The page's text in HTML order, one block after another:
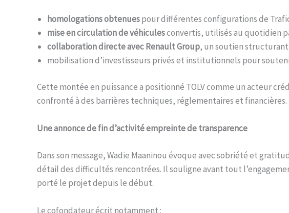
homologations obtenuespour différentes configurations de
mise en circulation de véhiculesconvertis, utilisés au quotidien
collaboration directe avec Renault Group, un soutien
mobilisation d’investisseurs privés et institutionnels pour
Cette montée en puissance a positionné TOLV comme un acteur
confronté à des barrières techniques, réglementaires et financières.
Une annonce de fin d’activité empreinte de transparence
Dans son message, Wadie Maaninou évoque avec sobriété et
détail des difficultés rencontrées. Il souligne avant tout
porté le projet depuis le début.
Le cofondateur écrit notamment :